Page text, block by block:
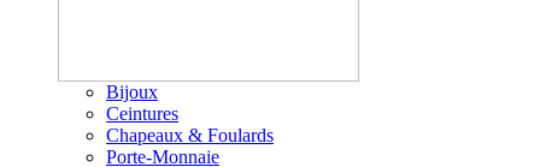
Bijoux
Ceintures
Chapeaux & Foulards
Porte-Monnaie